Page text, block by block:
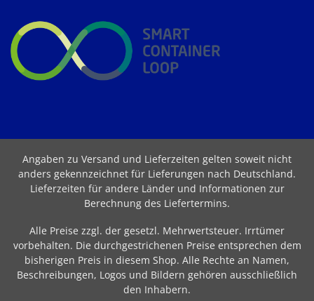
Angaben zu Versand und Lieferzeiten gelten soweit nicht
anders gekennzeichnet für Lieferungen nach Deutschland.
Lieferzeiten für andere Länder und Informationen zur
Berechnung des Liefertermins.
Alle Preise zzgl. der gesetzl. Mehrwertsteuer. Irrtümer
vorbehalten. Die durchgestrichenen Preise entsprechen dem
bisherigen Preis in diesem Shop. Alle Rechte an Namen,
Beschreibungen, Logos und Bildern gehören ausschließlich
den Inhabern.